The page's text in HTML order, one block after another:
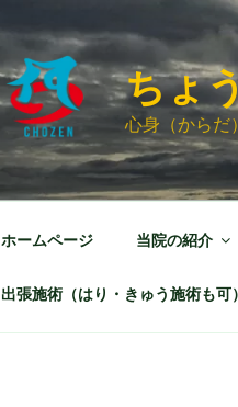
ちょ
心身（からだ
ホームページ 当院の紹介
出張施術（はり・きゅう施術も可）